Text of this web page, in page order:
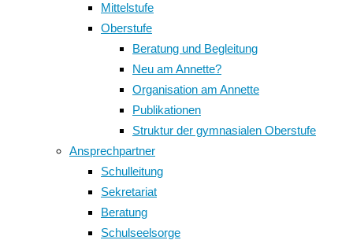
Mittelstufe
Oberstufe
Beratung und Begleitung
Neu am Annette?
Organisation am Annette
Publikationen
Struktur der gymnasialen Oberstufe
Ansprechpartner
Schulleitung
Sekretariat
Beratung
Schulseelsorge